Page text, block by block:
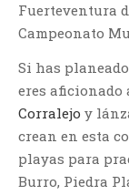
Fuerteventura
Campeonato
Si has
eres
Corralejo y
crean en esta
playas para
Burro, Piedra